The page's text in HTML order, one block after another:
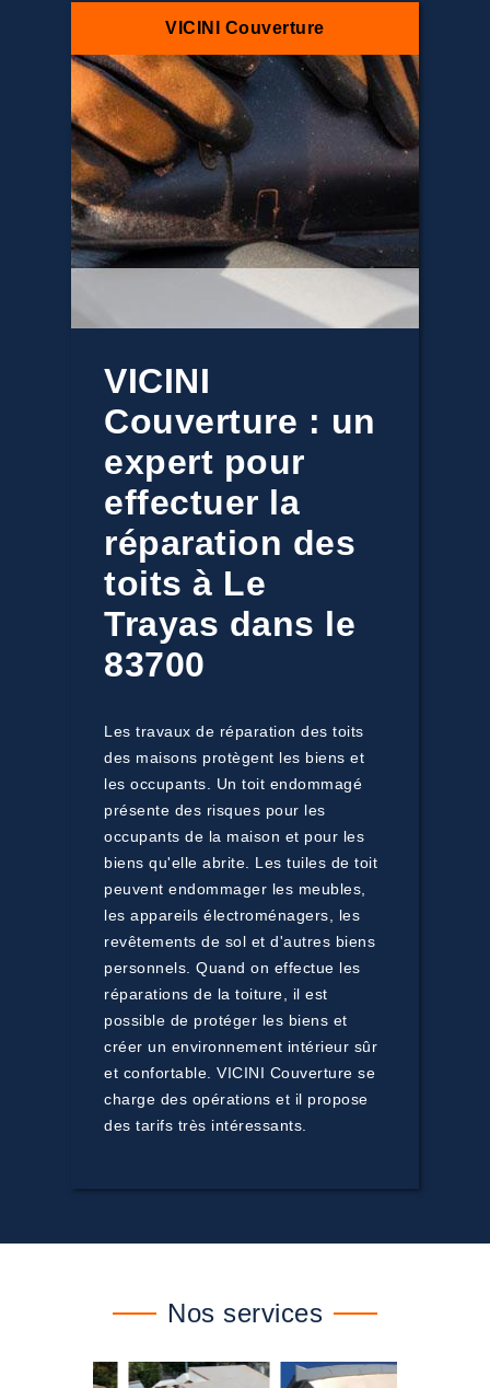
VICINI Couverture
VICINI
Couverture : un
expert pour
effectuer la
réparation des
toits à Le
Trayas dans le
83700
Les travaux de réparation des toits
des maisons protègent les biens et
les occupants. Un toit endommagé
présente des risques pour les
occupants de la maison et pour les
biens qu'elle abrite. Les tuiles de toit
peuvent endommager les meubles,
les appareils électroménagers, les
revêtements de sol et d'autres biens
personnels. Quand on effectue les
réparations de la toiture, il est
possible de protéger les biens et
créer un environnement intérieur sûr
et confortable. VICINI Couverture se
charge des opérations et il propose
des tarifs très intéressants.
Nos services